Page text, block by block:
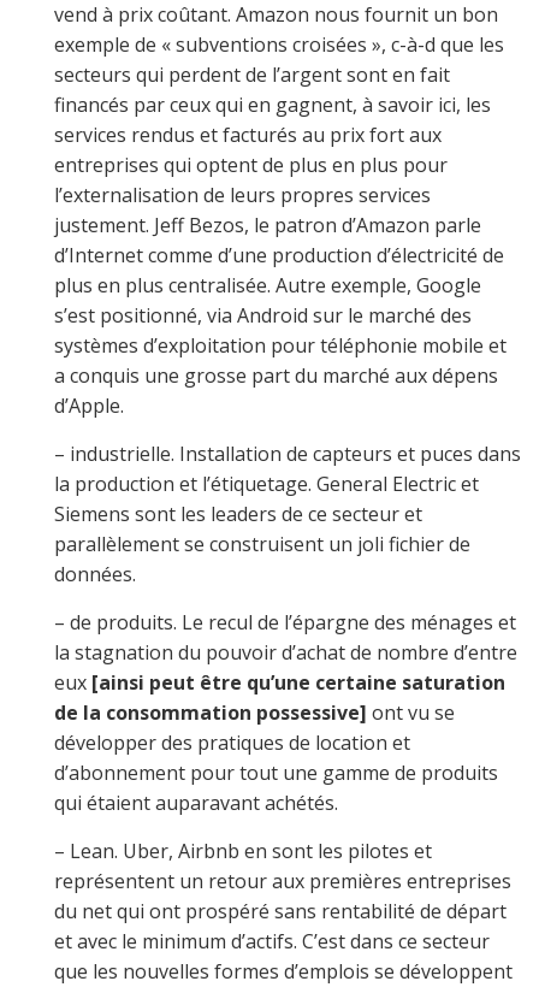
vend à prix coûtant. Amazon nous fournit un bon
exemple de « subventions croisées », c-à-d que les
secteurs qui perdent de l’argent sont en fait
financés par ceux qui en gagnent, à savoir ici, les
services rendus et facturés au prix fort aux
entreprises qui optent de plus en plus pour
l’externalisation de leurs propres services
justement. Jeff Bezos, le patron d’Amazon parle
d’Internet comme d’une production d’électricité de
plus en plus centralisée. Autre exemple, Google
s’est positionné, via Android sur le marché des
systèmes d’exploitation pour téléphonie mobile et
a conquis une grosse part du marché aux dépens
d’Apple.
– industrielle. Installation de capteurs et puces dans
la production et l’étiquetage. General Electric et
Siemens sont les leaders de ce secteur et
parallèlement se construisent un joli fichier de
données.
– de produits. Le recul de l’épargne des ménages et
la stagnation du pouvoir d’achat de nombre d’entre
eux [ainsi peut être qu’une certaine saturation
de la consommation possessive] ont vu se
développer des pratiques de location et
d’abonnement pour tout une gamme de produits
qui étaient auparavant achétés.
– Lean. Uber, Airbnb en sont les pilotes et
représentent un retour aux premières entreprises
du net qui ont prospéré sans rentabilité de départ
et avec le minimum d’actifs. C’est dans ce secteur
que les nouvelles formes d’emplois se développent